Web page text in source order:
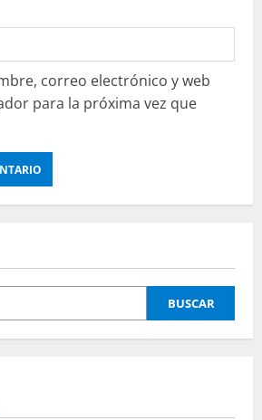
correo electrónico y web
para la próxima vez que
BUSCAR